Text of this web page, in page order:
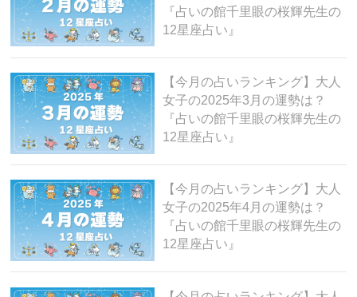
『占いの館千里眼の桜輝先生の
12星座占い』
【今月の占いランキング】大人
女子の2025年3月の運勢は？
『占いの館千里眼の桜輝先生の
12星座占い』
【今月の占いランキング】大人
女子の2025年4月の運勢は？
『占いの館千里眼の桜輝先生の
12星座占い』